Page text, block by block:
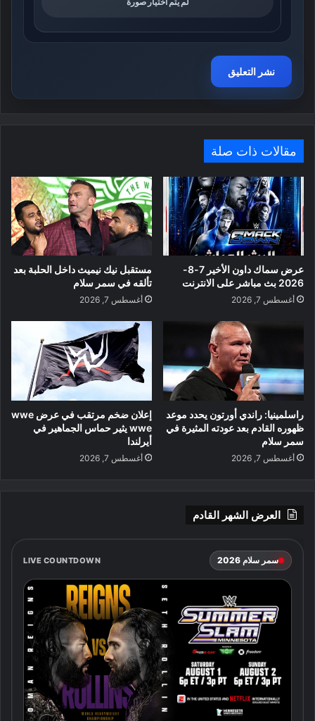
مقالات ذات صلة
عرض سماك داون الأخير 7-8-
2026 بث مباشر على الانترنت
أغسطس 7, 2026
مستقبل نيك نيميث داخل الحلبة بعد
تألقه في سمر سلام
أغسطس 7, 2026
راسلمينيا: راندي أورتون يحدد موعد
ظهوره القادم بعد عودته المثيرة في
سمر سلام
أغسطس 7, 2026
إعلان ضخم مرتقب في عرض wwe
wwe يثير حماس الجماهير في
أيرلندا
أغسطس 7, 2026
العرض الشهر القادم
سمر سلام 2026 LIVE COUNTDOWN